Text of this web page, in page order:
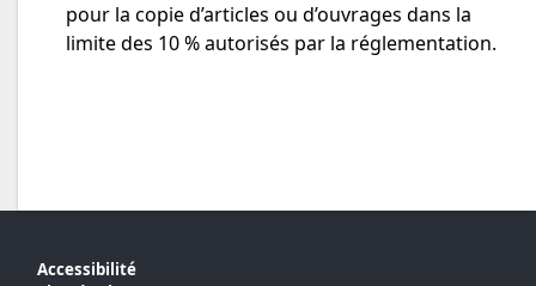
pour la copie d’articles ou d’ouvrages dans la
limite des 10 % autorisés par la réglementation.
Accessibilité